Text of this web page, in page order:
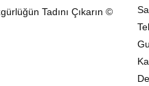
Tadını Çıkarın ©